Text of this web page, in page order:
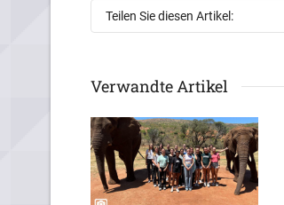
Teilen Sie diesen Artikel:
Verwandte Artikel